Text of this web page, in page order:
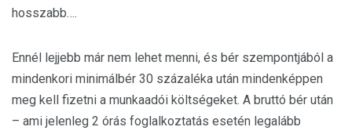
hosszabb….
Ennél lejjebb már nem lehet menni, és bér szempontjából a
mindenkori minimálbér 30 százaléka után mindenképpen
meg kell fizetni a munkaadói költségeket. A bruttó bér után
– ami jelenleg 2 órás foglalkoztatás esetén legalább